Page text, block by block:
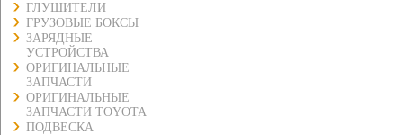
ГЛУШИТЕЛИ
ГРУЗОВЫЕ БОКСЫ
ЗАРЯДНЫЕ
УСТРОЙСТВА
ОРИГИНАЛЬНЫЕ
ЗАПЧАСТИ
ОРИГИНАЛЬНЫЕ
ЗАПЧАСТИ TOYOTA
ПОДВЕСКА